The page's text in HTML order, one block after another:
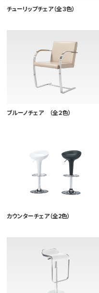
チューリップチェア（全３色）
ブルーノチェア （全２色）
カウンターチェア（全2色）